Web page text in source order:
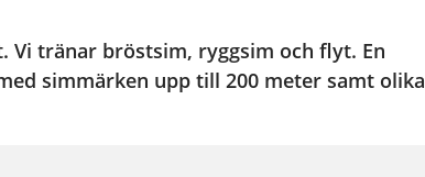
tränar bröstsim, ryggsim och flyt. En
simmärken upp till 200 meter samt olika